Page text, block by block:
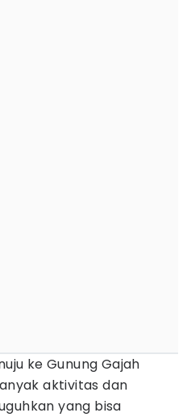
ke Gunung Gajah
aktivitas dan
yang bisa